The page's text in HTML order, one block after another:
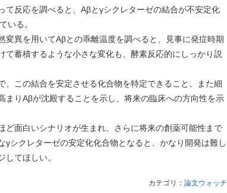
応を調べると、Aβとγシクレターゼの結合が不安定化
いる。
異を用いてAβとの乖離温度を調べると、見事に発症時期
て蓄積するような小さな変化も、酵素反応的にしっかり説
の結合を安定させる化合物を特定できること、また細
まりAβが沈殿することを示し、将来の臨床への方向性を示
白いシナリオが生まれ、さらに将来の創薬可能性まで
シクレターゼの安定化化合物となると、かなり開発は難し
てほしい。
カテゴリ： 論文ウォッチ